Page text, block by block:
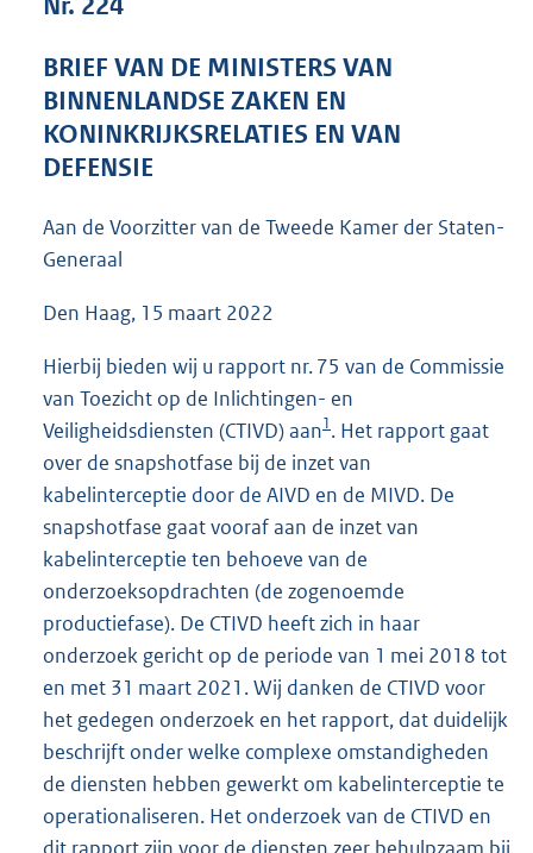
e
4
Nr. 224
BRIEF VAN DE MINISTERS VAN
BINNENLANDSE ZAKEN EN
KONINKRIJKSRELATIES EN VAN
DEFENSIE
Aan de Voorzitter van de Tweede Kamer der Staten-
Generaal
Den Haag, 15 maart 2022
Hierbij bieden wij u rapport nr. 75 van de Commissie
van Toezicht op de Inlichtingen- en
Veiligheidsdiensten (CTIVD) aan1. Het rapport gaat
over de snapshotfase bij de inzet van
kabelinterceptie door de AIVD en de MIVD. De
snapshotfase gaat vooraf aan de inzet van
kabelinterceptie ten behoeve van de
onderzoeksopdrachten (de zogenoemde
productiefase). De CTIVD heeft zich in haar
onderzoek gericht op de periode van 1 mei 2018 tot
en met 31 maart 2021. Wij danken de CTIVD voor
het gedegen onderzoek en het rapport, dat duidelijk
beschrijft onder welke complexe omstandigheden
de diensten hebben gewerkt om kabelinterceptie te
operationaliseren. Het onderzoek van de CTIVD en